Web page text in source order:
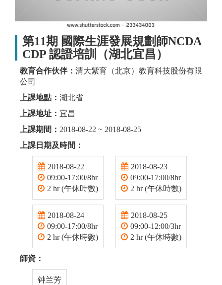
第11期 國際生涯發展規劃師NCDA
CDP 認證培訓（湖北宜昌）
教育合作伙伴： 清大紫育（北京）教育科技股份有限
公司
上課地點： 湖北省
上課地址： 宜昌
上課期間： 2018-08-22 ~ 2018-08-25
上課日期及時間：
2018-08-22
09:00-17:00/8hr
2 hr (午休時數)
2018-08-23
09:00-17:00/8hr
2 hr (午休時數)
2018-08-24
09:00-17:00/8hr
2 hr (午休時數)
2018-08-25
09:00-12:00/3hr
2 hr (午休時數)
師資：
钟兰芳